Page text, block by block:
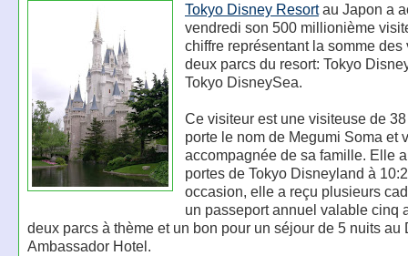
Tokyo Disney Resortau Japon a
vendredi son 500 millionième
chiffre représentant la somme des
deux parcs du resort: Tokyo
Tokyo DisneySea.
Ce visiteur est une visiteuse de
porte le nom de Megumi Soma et
accompagnée de sa famille. Elle
portes de Tokyo Disneyland à
occasion, elle a reçu plusieurs
un passeport annuel valable cinq
deux parcs à thème et un bon pour un séjour de 5 nuits au
Ambassador Hotel.